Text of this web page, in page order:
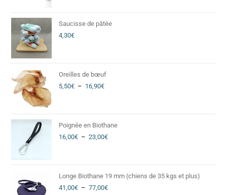
Saucisse de pâtée
4,30€
Oreilles de bœuf
5,50€ – 16,90€
Poignée en Biothane
16,00€ – 23,00€
Longe Biothane 19 mm (chiens de 35 kgs et plus)
41,00€ – 77,00€